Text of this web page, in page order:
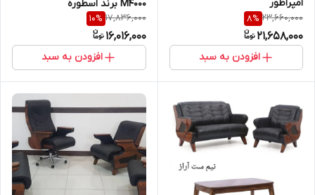
امپراطور
23,660,000
8%
21,658,000
افزودن به سبد
M4000 برند اسطوره
17,836,000
10%
16,016,000
افزودن به سبد